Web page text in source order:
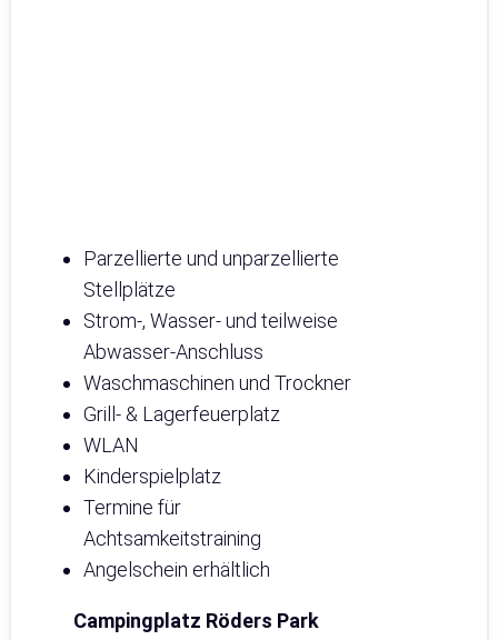
Parzellierte und unparzellierte
Stellplätze
Strom-, Wasser- und teilweise
Abwasser-Anschluss
Waschmaschinen und Trockner
Grill- & Lagerfeuerplatz
WLAN
Kinderspielplatz
Termine für
Achtsamkeitstraining
Angelschein erhältlich
Campingplatz Röders Park